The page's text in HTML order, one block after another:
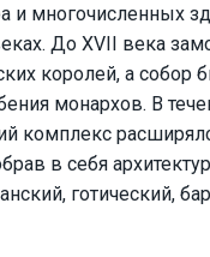
и многочисленных
До XVII века
королей, а собор
монархов. В
комплекс
в себя
готический,